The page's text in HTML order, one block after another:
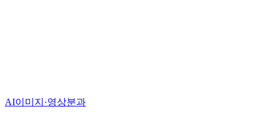
AI이미지·영상분과